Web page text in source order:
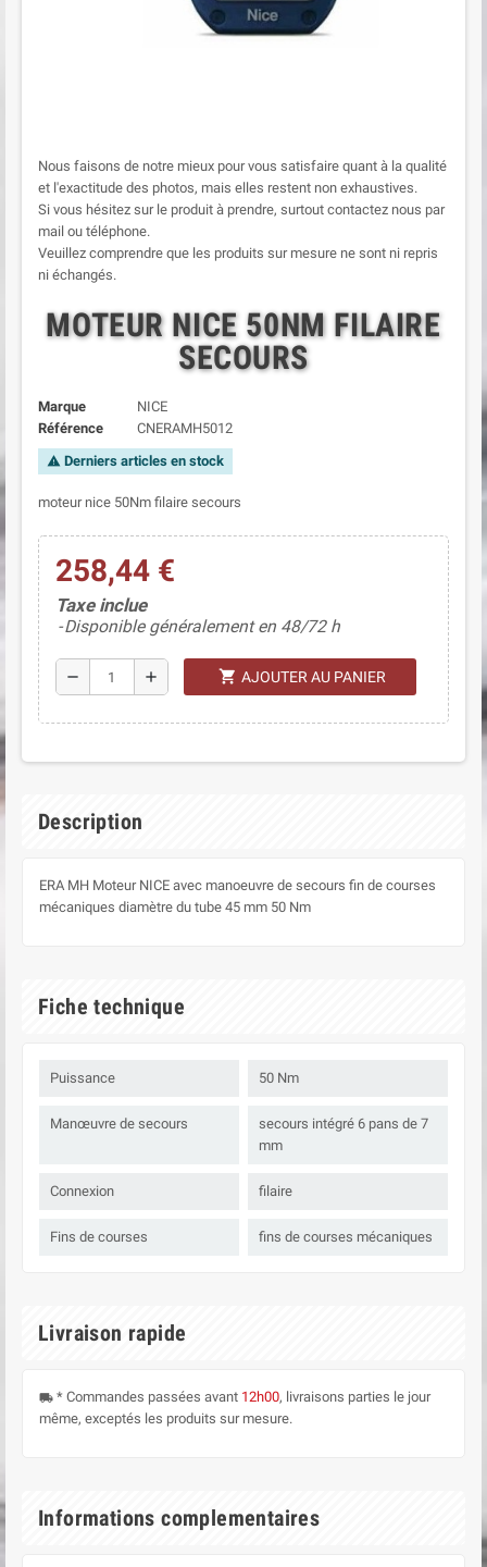
Nous faisons de notre mieux pour vous satisfaire quant à la qualité
et l'exactitude des photos, mais elles restent non exhaustives.
Si vous hésitez sur le produit à prendre, surtout contactez nous par
mail ou téléphone.
Veuillez comprendre que les produits sur mesure ne sont ni repris
ni échangés.
MOTEUR NICE 50NM FILAIRE
SECOURS
Marque
NICE
Référence
CNERAMH5012
warning Derniers articles en stock
moteur nice 50Nm filaire secours
258,44 €
Taxe inclue
Disponible généralement en 48/72 h
remove add shopping_cart AJOUTER AU PANIER
Description
ERA MH Moteur NICE avec manoeuvre de secours fin de courses
mécaniques diamètre du tube 45 mm 50 Nm
Fiche technique
Puissance 50 Nm
Manœuvre de secours
secours intégré 6 pans de 7
mm
Connexion filaire
Fins de courses fins de courses mécaniques
Livraison rapide
local_shipping * Commandes passées avant 12h00, livraisons parties le jour
même, exceptés les produits sur mesure.
Informations complementaires